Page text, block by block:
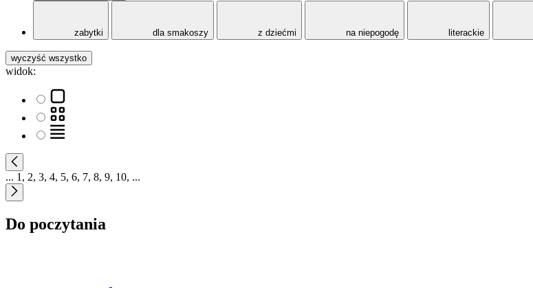
zabytki dla smakoszy z dziećmi na niepogodę literackie
wyczyść wszystko
widok:
... 1 , 2, 3, 4, 5, 6, 7, 8, 9, 10, ...
Do poczytania